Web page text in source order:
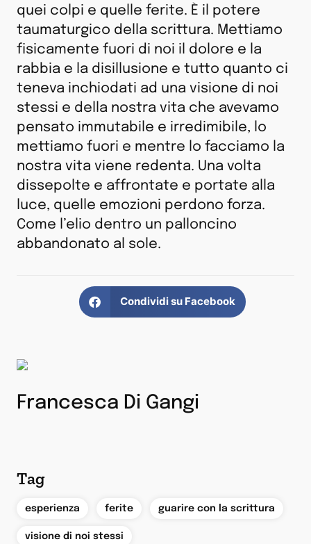
quei colpi e quelle ferite. È il potere
taumaturgico della scrittura. Mettiamo
fisicamente fuori di noi il dolore e la
rabbia e la disillusione e tutto quanto ci
teneva inchiodati ad una visione di noi
stessi e della nostra vita che avevamo
pensato immutabile e irredimibile, lo
mettiamo fuori e mentre lo facciamo la
nostra vita viene redenta. Una volta
dissepolte e affrontate e portate alla
luce, quelle emozioni perdono forza.
Come l’elio dentro un palloncino
abbandonato al sole.
Condividi su Facebook
Francesca Di Gangi
Tag
esperienza ferite guarire con la scrittura
visione di noi stessi